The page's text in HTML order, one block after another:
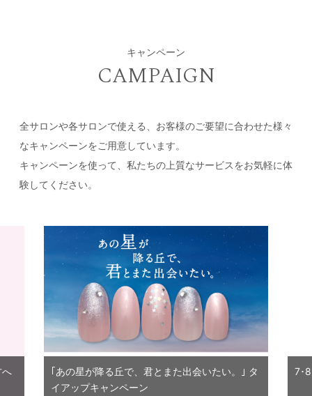
キャンペーン
CAMPAIGN
全サロンや各サロンで使える、お客様のご要望に合わせた様々
なキャンペーンをご用意しています。
キャンペーンを使って、私たちの上質なサービスをお気軽に体
験してください。
へ
｢あの星が降る丘で、君とまた出会いたい。｣ タ
イアップキャンペーン
7･